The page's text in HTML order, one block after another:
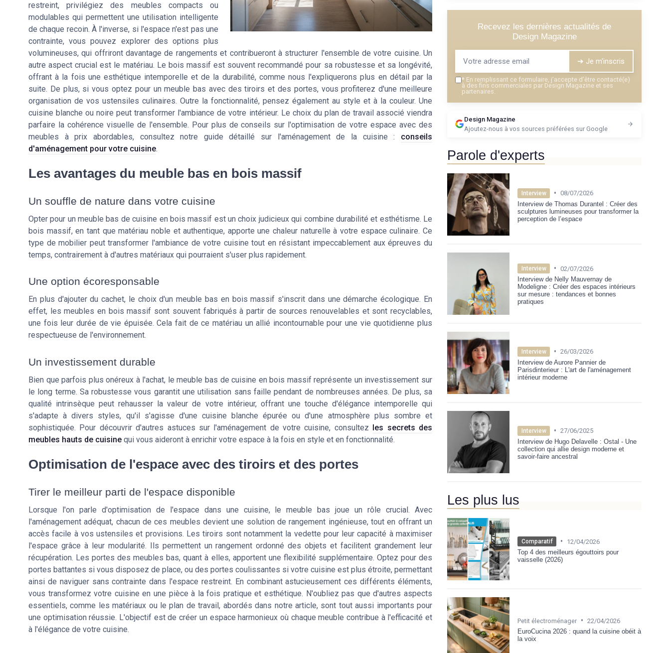
restreint, privilégiez des meubles compacts ou
modulables qui permettent une utilisation intelligente
de chaque recoin. À l'inverse, si l'espace n'est pas une
contrainte, vous pouvez explorer des options plus
volumineuses, qui offriront davantage de rangements et contribueront à structurer l'ensemble de votre cuisine. Un
autre aspect crucial est le matériau. Le bois massif est souvent recommandé pour sa robustesse et sa longévité,
offrant à la fois une esthétique intemporelle et de la durabilité, comme nous l'expliquerons plus en détail par la
suite. De plus, si vous optez pour un meuble bas avec des tiroirs et des portes, vous profiterez d'une meilleure
organisation de vos ustensiles culinaires. Outre la fonctionnalité, pensez également au style et à la couleur. Une
cuisine blanche ou noire peut transformer l'ambiance de votre intérieur. Le choix du plan de travail associé viendra
parfaire la cohérence visuelle de l'ensemble. Pour plus de conseils sur l'optimisation de votre espace avec des
meubles à prix abordables, consultez notre guide détaillé sur l'aménagement de la cuisine : conseils
d'aménagement pour votre cuisine.
Les avantages du meuble bas en bois massif
Un souffle de nature dans votre cuisine
Opter pour un meuble bas de cuisine en bois massif est un choix judicieux qui combine durabilité et esthétisme. Le
bois massif, en tant que matériau noble et authentique, apporte une chaleur naturelle à votre espace culinaire. Ce
type de mobilier peut transformer l'ambiance de votre cuisine tout en résistant impeccablement aux épreuves du
temps, contrairement à d'autres matériaux qui pourraient s'user plus rapidement.
Une option écoresponsable
En plus d'ajouter du cachet, le choix d'un meuble bas en bois massif s'inscrit dans une démarche écologique. En
effet, les meubles en bois massif sont souvent fabriqués à partir de sources renouvelables et sont recyclables,
une fois leur durée de vie épuisée. Cela fait de ce matériau un allié incontournable pour une vie quotidienne plus
respectueuse de l'environnement.
Un investissement durable
Bien que parfois plus onéreux à l'achat, le meuble bas de cuisine en bois massif représente un investissement sur
le long terme. Sa robustesse vous garantit une utilisation sans faille pendant de nombreuses années. De plus, sa
qualité intrinsèque peut rehausser la valeur de votre intérieur, offrant une touche d'élégance intemporelle qui
s'adapte à divers styles, qu'il s'agisse d'une cuisine blanche épurée ou d'une atmosphère plus sombre et
sophistiquée. Pour découvrir d'autres astuces sur l'aménagement de votre cuisine, consultez les secrets des
meubles hauts de cuisine qui vous aideront à enrichir votre espace à la fois en style et en fonctionnalité.
Optimisation de l'espace avec des tiroirs et des portes
Tirer le meilleur parti de l'espace disponible
Lorsque l'on parle d'optimisation de l'espace dans une cuisine, le meuble bas joue un rôle crucial. Avec
l'aménagement adéquat, chacun de ces meubles devient une solution de rangement ingénieuse, tout en offrant un
accès facile à vos ustensiles et provisions. Les tiroirs sont notamment la vedette pour leur capacité à maximiser
l'espace grâce à leur modularité. Ils permettent un rangement ordonné des objets et facilitent grandement leur
récupération. Les portes des meubles bas, quant à elles, apportent une flexibilité supplémentaire. Optez pour des
portes battantes si vous disposez de place, ou des portes coulissantes si votre cuisine est plus étroite, permettant
ainsi de naviguer sans contrainte dans l'espace restreint. En combinant astucieusement ces différents éléments,
vous transformez votre cuisine en une pièce à la fois pratique et esthétique. N'oubliez pas que d'autres aspects
essentiels, comme les matériaux ou le plan de travail, abordés dans notre article, sont tout aussi importants pour
une optimisation réussie. L'objectif est de créer un espace harmonieux où chaque meuble contribue à l'efficacité et
à l'élégance de votre cuisine.
Recevez les dernières actualités de
Design Magazine
➔ Je m'inscris
* En remplissant ce formulaire, j’accepte d’être contacté(e)
à des fins commerciales par Design Magazine et ses
partenaires.
Design Magazine
Ajoutez-nous à vos sources préférées sur Google
Parole d'experts
Interview • 08/07/2026
Interview de Thomas Durantel : Créer des
sculptures lumineuses pour transformer la
perception de l’espace
Interview • 02/07/2026
Interview de Nelly Mauvernay de
Modeligne : Créer des espaces intérieurs
sur mesure : tendances et bonnes
pratiques
Interview • 26/03/2026
Interview de Aurore Pannier de
Parisdinterieur : L'art de l'aménagement
intérieur moderne
Interview • 27/06/2025
Interview de Hugo Delavelle : Ostal - Une
collection qui allie design moderne et
savoir-faire ancestral
Les plus lus
Comparatif •
12/04/2026
Top 4 des meilleurs égouttoirs pour
vaisselle (2026)
Petit électroménager • 22/04/2026
EuroCucina 2026 : quand la cuisine obéit à
la voix